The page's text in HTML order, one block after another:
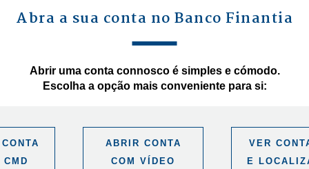
Abra a sua conta no Banco Finantia
Abrir uma conta connosco é simples e cómodo.
Escolha a opção mais conveniente para si:
CMD
ABRIR CONTA
COM VÍDEO
VER
E